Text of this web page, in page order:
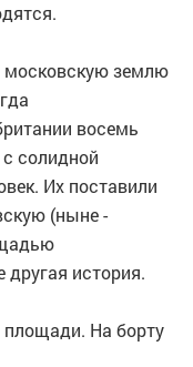
московскую землю
восемь
солидной
Их поставили
(ныне -
другая история.
площади. На борту